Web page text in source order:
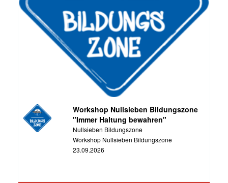
Workshop Nullsieben Bildungszone
"Immer Haltung bewahren"
Nullsieben Bildungszone
Workshop Nullsieben Bildungszone
23.09.2026